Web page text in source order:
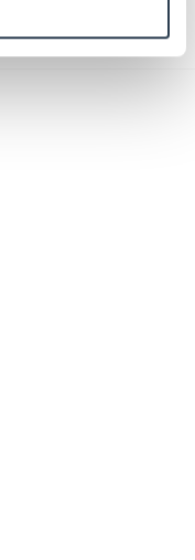
Datenschutz